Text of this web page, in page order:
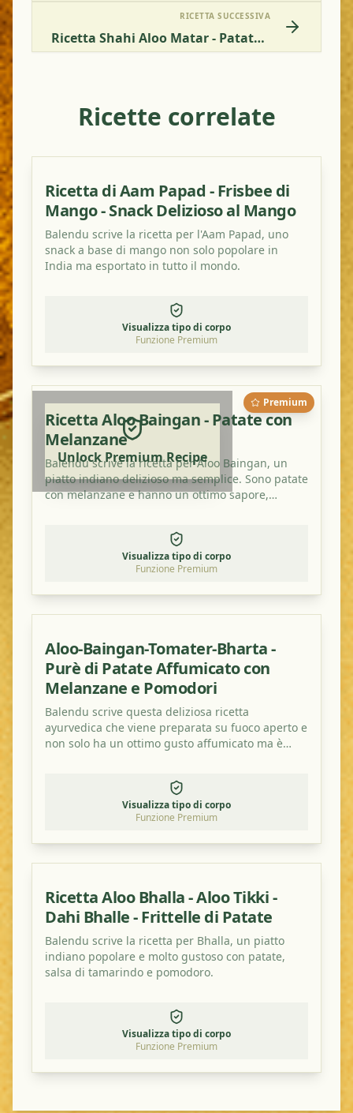
RICETTA SUCCESSIVA
Ricetta Shahi Aloo Matar - Patate Reali In Salsa Di Piselli Verdi
Ricette correlate
Ricetta di Aam Papad - Frisbee di
Mango - Snack Delizioso al Mango
Balendu scrive la ricetta per l'Aam Papad, uno
snack a base di mango non solo popolare in
India ma esportato in tutto il mondo.
Visualizza tipo di corpo
Funzione Premium
Premium
Unlock Premium Recipe
Ricetta Aloo Baingan - Patate con
Melanzane
Balendu scrive la ricetta per Aloo Baingan, un
piatto indiano delizioso ma semplice. Sono patate
con melanzane e hanno un ottimo sapore,
Visualizza tipo di corpo
Funzione Premium
Aloo-Baingan-Tomater-Bharta -
Purè di Patate Affumicato con
Melanzane e Pomodori
Balendu scrive questa deliziosa ricetta
ayurvedica che viene preparata su fuoco aperto e
non solo ha un ottimo gusto affumicato ma è
Visualizza tipo di corpo
Funzione Premium
Ricetta Aloo Bhalla - Aloo Tikki -
Dahi Bhalle - Frittelle di Patate
Balendu scrive la ricetta per Bhalla, un piatto
indiano popolare e molto gustoso con patate,
salsa di tamarindo e pomodoro.
Visualizza tipo di corpo
Funzione Premium